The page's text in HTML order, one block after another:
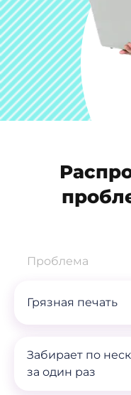
Проблема
Грязная печать
Забирает по
за один раз